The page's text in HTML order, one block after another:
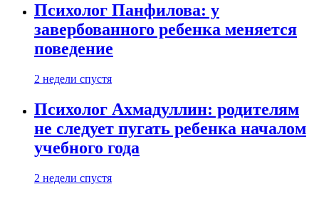
Психолог Панфилова: у
завербованного ребенка меняется
поведение
2 недели спустя
Психолог Ахмадуллин: родителям
не следует пугать ребенка началом
учебного года
2 недели спустя